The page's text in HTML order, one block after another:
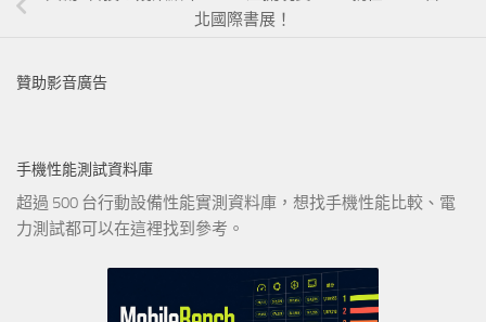
北國際書展！
贊助影音廣告
手機性能測試資料庫
超過 500 台行動設備性能實測資料庫，想找手機性能比較、電
力測試都可以在這裡找到參考。